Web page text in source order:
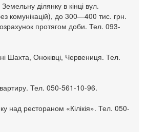
ділянку в кінці вул.
комунікацій), до 300—400 тис. грн.
протягом доби. Тел. 093-
Шахта, Оноківці, Червениця. Тел.
Тел. 050-561-10-96.
над рестораном «Кілікія». Тел. 050-